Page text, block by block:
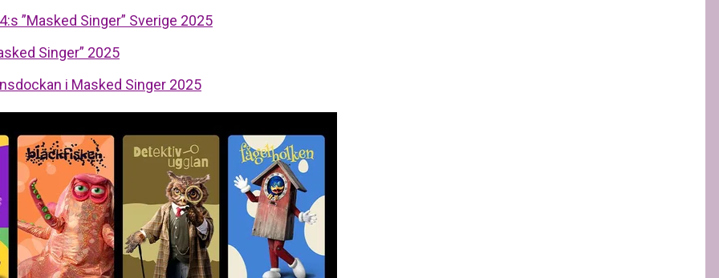
”Masked Singer” Sverige 2025
Singer” 2025
i Masked Singer 2025